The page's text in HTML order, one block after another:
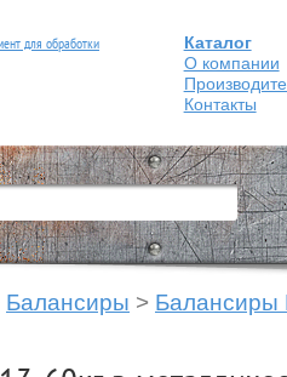
для обработки
Каталог
О компании
Контакты
Балансиры > Балансиры